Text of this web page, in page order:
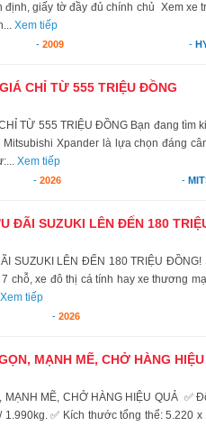
định, giấy tờ đầy đủ chính chủ Xem xe
Xem tiếp
-2009 -
CHỈ TỪ 555 TRIỆU ĐỒNG
TỪ 555 TRIỆU ĐỒNG Bạn đang tìm
Xpander là lựa chọn đáng
Xem tiếp
- 2026 -
ĐÃI SUZUKI LÊN ĐẾN 180
SUZUKI LÊN ĐẾN 180 TRIỆU
chỗ, xe đô thị cá tính hay xe thương
Xem tiếp
-2026
MẠNH MẼ, CHỞ HÀNG
MẠNH MẼ, CHỞ HÀNG HIỆU QUẢ ✅
1.990kg. ✅ Kích thước tổng thể: 5.220